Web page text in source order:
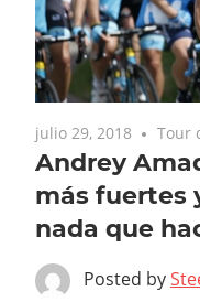
julio 29, 2018 Tour
Andrey
más fuertes
nada que
Posted by